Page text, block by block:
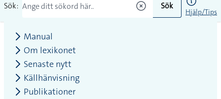
Sök: Sök
Hjälp/Tips
Manual
Om lexikonet
Senaste nytt
Källhänvisning
Publikationer